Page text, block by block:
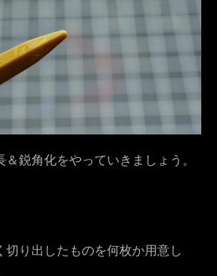
鋭角化をやっていきましょう。
切り出したものを何枚か用意し